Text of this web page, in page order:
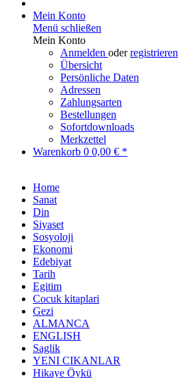
Mein Konto
Menü schließen
Mein Konto
Anmelden oderregistrieren
Übersicht
Persönliche Daten
Adressen
Zahlungsarten
Bestellungen
Sofortdownloads
Merkzettel
Warenkorb 0 0,00 € *
Home
Sanat
Din
Siyaset
Sosyoloji
Ekonomi
Edebiyat
Tarih
Egitim
Cocuk kitaplari
Gezi
ALMANCA
ENGLISH
Saglik
YENI CIKANLAR
Hikaye Öykü